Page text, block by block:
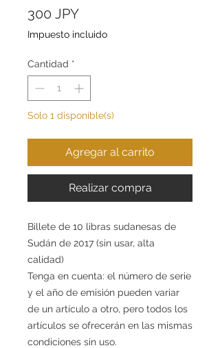
300 JPYPrecio
Impuesto incluido
Cantidad *
Solo 1 disponible(s)
Agregar al carrito
Realizar compra
Billete de 10 libras sudanesas de
Sudán de 2017 (sin usar, alta
calidad)
Tenga en cuenta: el número de serie
y el año de emisión pueden variar
de un artículo a otro, pero todos los
artículos se ofrecerán en las mismas
condiciones sin uso.